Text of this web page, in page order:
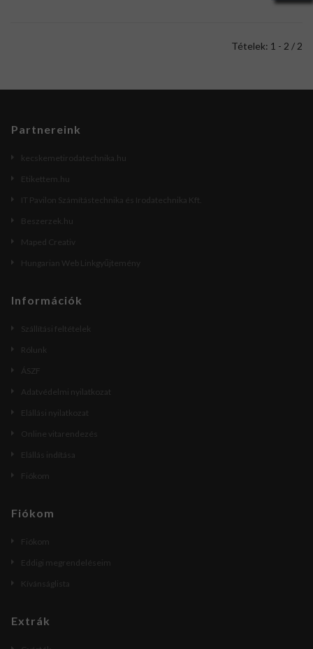
Tételek: 1 - 2 / 2
Partnereink
kecskemetirodatechnika.hu
Etikettem.hu
IT Pavilon Számítástechnika és Irodatechnika Kft.
Beszerzek.hu
Maped Creativ
Hungarian Web Linkgyűjtemény
Információk
Szállítási feltételek
Rólunk
ÁSZF
Adatvédelmi nyilatkozat
Elállási nyilatkozat
Online vitarendezés
Elállás indítása
Fiókom
Fiókom
Fiókom
Eddigi megrendeléseim
Kívánságlista
Extrák